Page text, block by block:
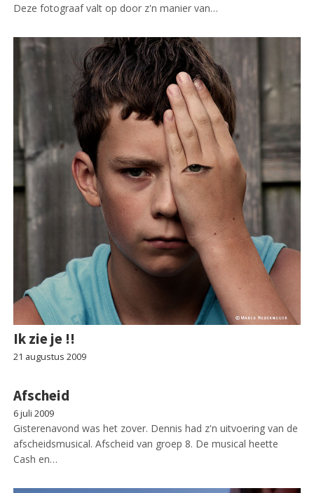
Deze fotograaf valt op door z'n manier van…
Ik zie je !!
21 augustus 2009
Afscheid
6 juli 2009
Gisterenavond was het zover. Dennis had z'n uitvoering van de
afscheidsmusical. Afscheid van groep 8. De musical heette
Cash en…